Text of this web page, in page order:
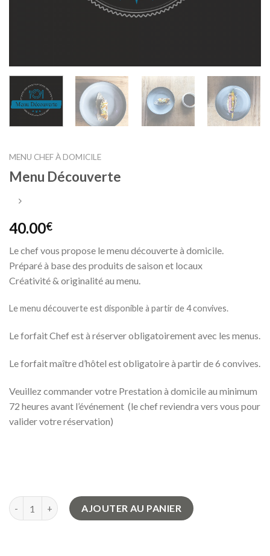
MENU CHEF À DOMICILE
Menu Découverte
40.00€
Le chef vous propose le menu découverte à domicile.
Préparé à base des produits de saison et locaux
Créativité & originalité au menu.
Le menu découverte estdisponible à partir de 4 convives.
Le forfait Chef est à réserver obligatoirement avec les menus.
Le forfait maître d’hôtel est obligatoire à partir de 6 convives.
Veuillez commander votre Prestation à domicile au minimum
72 heures avant l’événement (le chef reviendra vers vous pour
valider votre réservation)
quantité de Menu DécouverteAJOUTER AU PANIER